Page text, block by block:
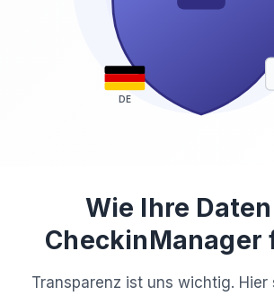
DE
Wie Ihre
CheckinManager
Transparenz ist uns wichtig. Hier